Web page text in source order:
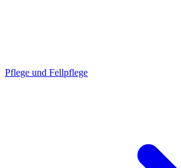
Pflege und Fellpflege